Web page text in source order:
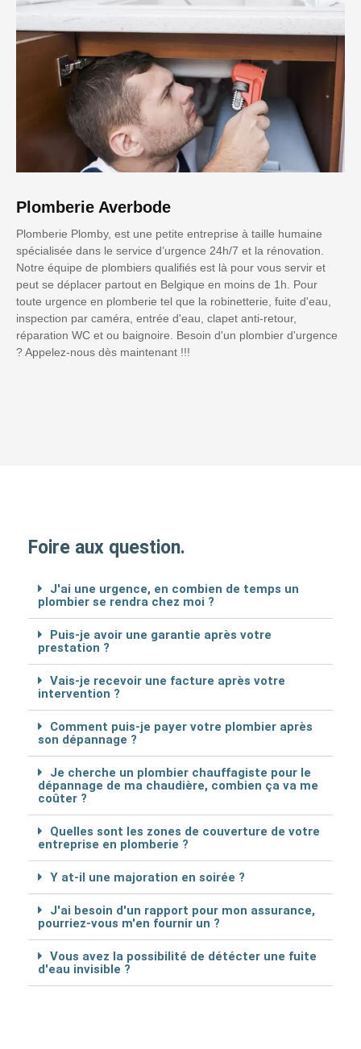
Plomberie Averbode
Plomberie Plomby, est une petite entreprise à taille humaine
spécialisée dans le service d’urgence 24h/7 et la rénovation.
Notre équipe de plombiers qualifiés est là pour vous servir et
peut se déplacer partout en Belgique en moins de 1h. Pour
toute urgence en plomberie tel que la robinetterie, fuite d'eau,
inspection par caméra, entrée d'eau, clapet anti-retour,
réparation WC et ou baignoire. Besoin d'un plombier d'urgence
? Appelez-nous dès maintenant !!!
Foire aux question.
J'ai une urgence, en combien de temps un
plombier se rendra chez moi ?
Puis-je avoir une garantie après votre
prestation ?
Vais-je recevoir une facture après votre
intervention ?
Comment puis-je payer votre plombier après
son dépannage ?
Je cherche un plombier chauffagiste pour le
dépannage de ma chaudière, combien ça va me
coûter ?
Quelles sont les zones de couverture de votre
entreprise en plomberie ?
Y at-il une majoration en soirée ?
J'ai besoin d'un rapport pour mon assurance,
pourriez-vous m'en fournir un ?
Vous avez la possibilité de détécter une fuite
d'eau invisible ?